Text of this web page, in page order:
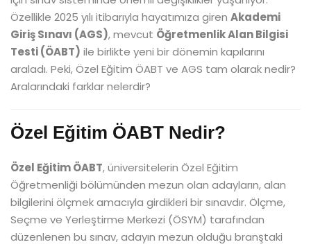
Özellikle 2025 yılı itibarıyla hayatımıza giren Akademi
Giriş Sınavı (AGS), mevcut Öğretmenlik Alan Bilgisi
Testi (ÖABT) ile birlikte yeni bir dönemin kapılarını
araladı. Peki, Özel Eğitim ÖABT ve AGS tam olarak nedir?
Aralarındaki farklar nelerdir?
Özel Eğitim ÖABT Nedir?
Özel Eğitim ÖABT, üniversitelerin Özel Eğitim
Öğretmenliği bölümünden mezun olan adayların, alan
bilgilerini ölçmek amacıyla girdikleri bir sınavdır. Ölçme,
Seçme ve Yerleştirme Merkezi (ÖSYM) tarafından
düzenlenen bu sınav, adayın mezun olduğu branştaki